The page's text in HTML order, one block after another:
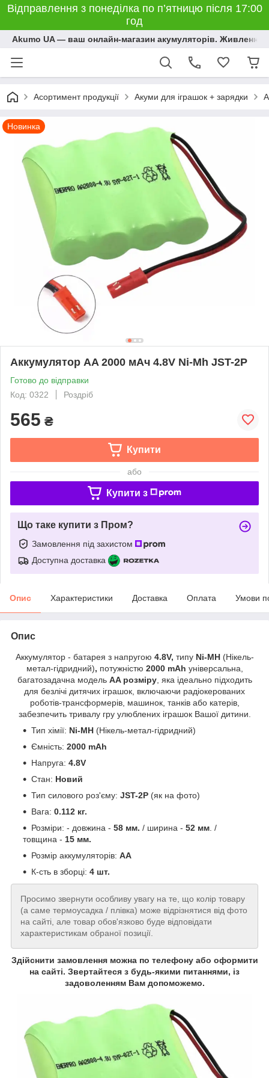
Відправлення з понеділка по п’ятницю після 17:00
год
Akumo UA — ваш онлайн-магазин акумуляторів. Живлення,
Асортимент продукції Акуми для іграшок + зарядки
Новинка
Аккумулятор AA 2000 мАч 4.8V Ni-Mh JST-2P
Готово до відправки
Код: 0322
Роздріб
565 ₴
Купити
або
Купити з
Що таке купити з Пром?
Замовлення під захистом
Доступна доставка
Опис Характеристики Доставка Оплата Умови
Опис
Аккумулятор - батарея з напругою 4.8V, типу Ni-MH (Нікель-
метал-гідридний), потужністю 2000 mAh універсальна,
багатозадачна модель AA розміру, яка ідеально підходить
для безлічі дитячих іграшок, включаючи радіокерованих
роботів-трансформерів, машинок, танків або катерів,
забезпечить тривалу гру улюблених іграшок Вашої дитини.
Тип хімії: Ni-MH (Нікель-метал-гідридний)
Ємність: 2000 mAh
Напруга: 4.8V
Стан: Новий
Тип силового роз'єму: JST-2P (як на фото)
Вага: 0.112 кг.
Розміри: - довжина - 58 мм. / ширина - 52 мм . /
товщина - 15 мм.
Розмір аккумуляторів: АА
К-сть в зборці: 4 шт.
Просимо звернути особливу увагу на те, що колір товару
(а саме термоусадка / плівка) може відрізнятися від фото
на сайті, але товар обов'язково буде відповідати
характеристикам обраної позиції.
Здійснити замовлення можна по телефону або оформити
на сайті. Звертайтеся з будь-якими питаннями, із
задоволенням Вам допоможемо.